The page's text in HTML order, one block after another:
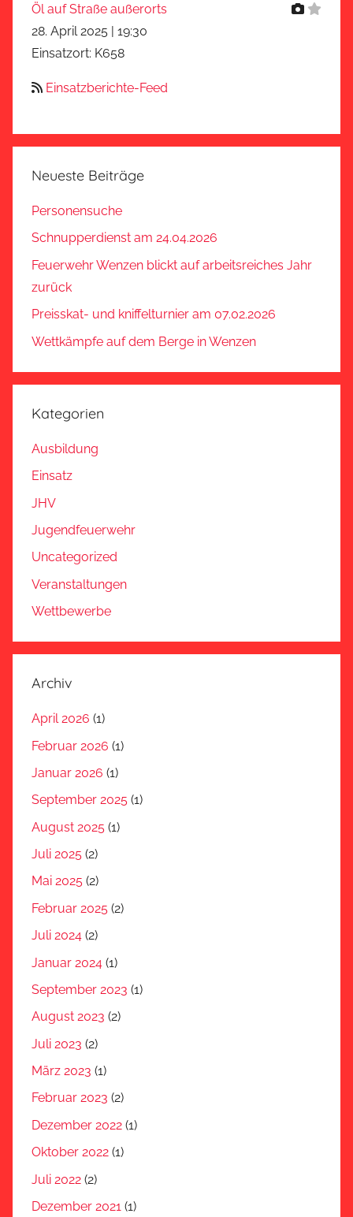
Öl auf Straße außerorts
28. April 2025 | 19:30
Einsatzort: K658
Einsatzberichte-Feed
Neueste Beiträge
Personensuche
Schnupperdienst am 24.04.2026
Feuerwehr Wenzen blickt auf arbeitsreiches Jahr
zurück
Preisskat- und kniffelturnier am 07.02.2026
Wettkämpfe auf dem Berge in Wenzen
Kategorien
Ausbildung
Einsatz
JHV
Jugendfeuerwehr
Uncategorized
Veranstaltungen
Wettbewerbe
Archiv
April 2026 (1)
Februar 2026 (1)
Januar 2026 (1)
September 2025 (1)
August 2025 (1)
Juli 2025 (2)
Mai 2025 (2)
Februar 2025 (2)
Juli 2024 (2)
Januar 2024 (1)
September 2023 (1)
August 2023 (2)
Juli 2023 (2)
März 2023 (1)
Februar 2023 (2)
Dezember 2022 (1)
Oktober 2022 (1)
Juli 2022 (2)
Dezember 2021 (1)